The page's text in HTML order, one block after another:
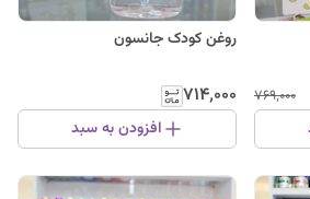
۷۶۹٬۰۰۰
روغن کودک جانسون
۷۱۴٬۰۰۰
افزودن به سبد